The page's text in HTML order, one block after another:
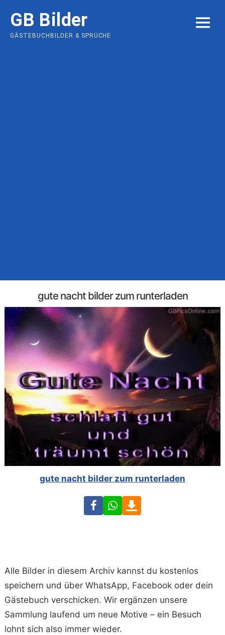
content
GB Bilder
GÄSTEBUCHBILDER & SPRÜCHE
MENU
gute nacht bilder zum runterladen
gute nacht bilder zum runterladen
FacebookWhatsApp
Alle Bilder in diesem Archiv kannst du kostenlos
speichern und über WhatsApp, Facebook oder dein
Gästebuch verschicken. Wir ergänzen unsere
Sammlung laufend um neue Motive – ein Besuch
lohnt sich also immer wieder.